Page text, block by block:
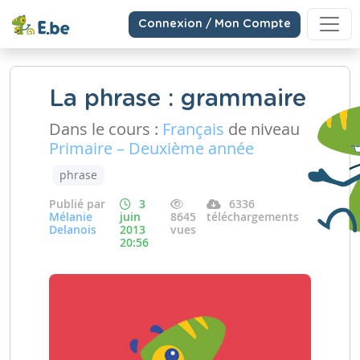
Connexion / Mon Compte
La phrase : grammaire
Dans le cours : Français de niveau
Primaire – Deuxième année
phrase
Publié par
Mélanie
Delanois
3
juin
2013
20:56
8645
vues
6336
téléchargements